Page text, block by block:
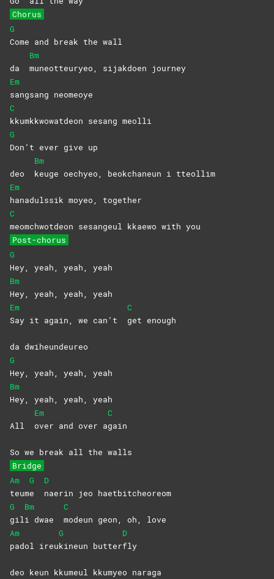
Chorus
G
Come and break the wall
da
Bm
muneotteuryeo, sijakdoen journey
Em
sangsang neomeoye
C
kkumkkwowatdeon sesang meolli
G
Don’t ever give up
deo
Bm
keuge oechyeo, beokchaneun i tteollim
Em
hanadulssik moyeo, together
C
meomchwotdeon sesangeul kkaewo with you
Post-chorus
G
Hey, yeah, yeah, yeah
Bm
Hey, yeah, yeah, yeah
Em
Say it again, we can’t
C
get enough
da dwiheundeureo
G
Hey, yeah, yeah, yeah
Bm
Hey, yeah, yeah, yeah
All
Em
over and over a
C
gain
So we break all the walls
Bridge
Am
teum
G
e
D
naerin jeo haetbitcheoreom
G
gil
Bm
i dwae
C
modeun geon, oh, love
Am
padol ireu
G
kineun butter
D
fly
deo keun kkumeul kkumyeo naraga